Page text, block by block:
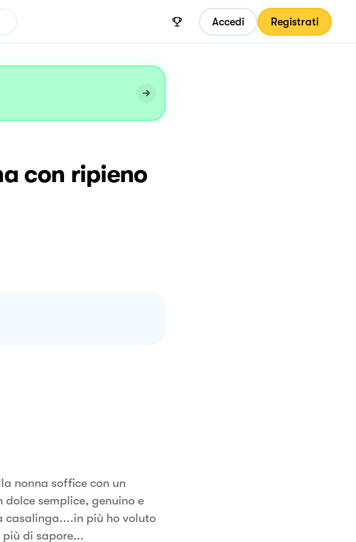
Accedi Registrati
con ripieno
nonna soffice con un
semplice, genuino e
casalinga....in più ho voluto
di sapore...